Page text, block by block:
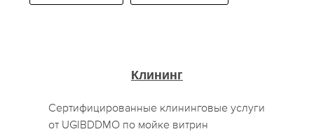
Клининг
Сертифицированные клининговые услуги
от UGIBDDMO по мойке витрин